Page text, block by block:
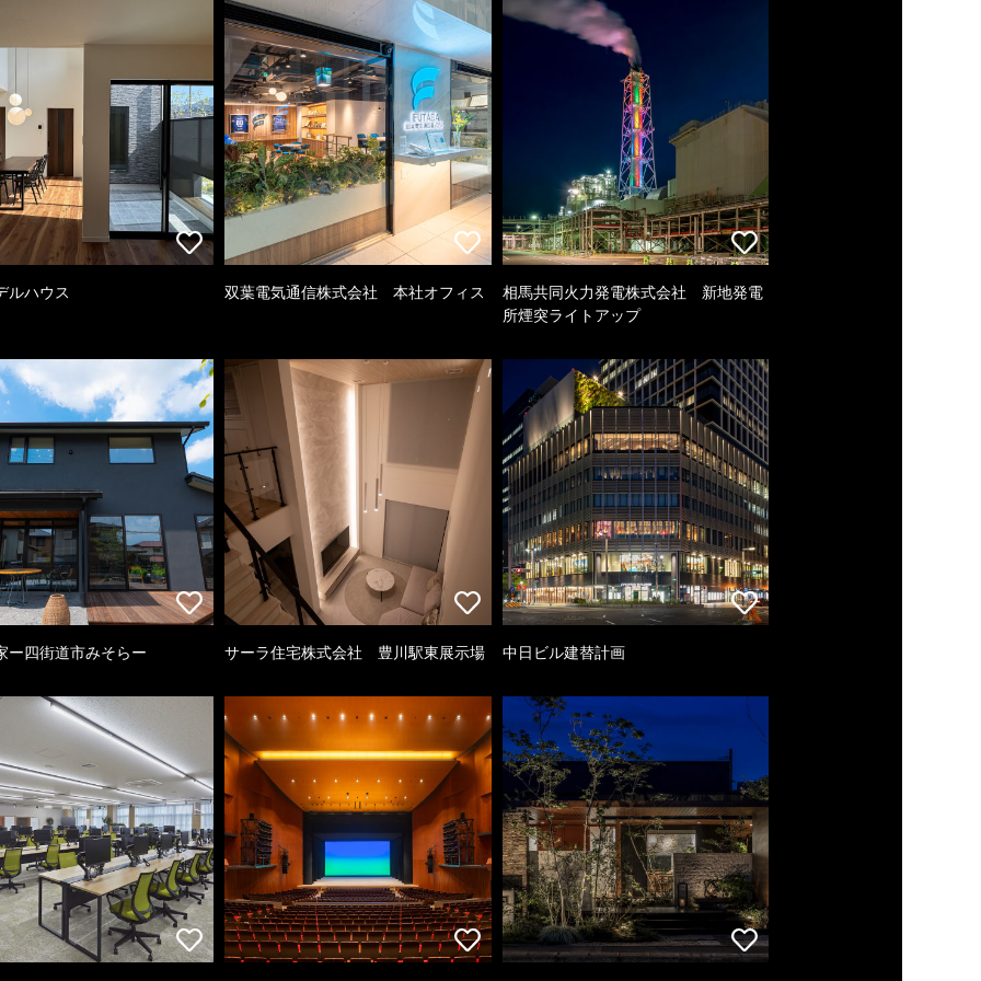
ルハウス 双葉電気通信株式会社 本社オフィス
相馬共同火力発電株式会社 新地発電
所煙突ライトアップ
ー四街道市みそらー サーラ住宅株式会社 豊川駅東展示場 中日ビル建替計画